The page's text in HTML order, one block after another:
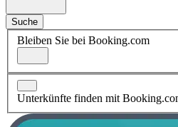
Suche
Bleiben Sie bei Booking.com
Unterkünfte finden mit